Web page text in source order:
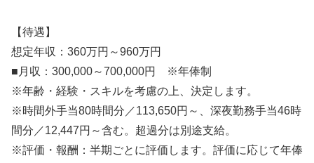
【待遇】
想定年収：360万円～960万円
■月収：300,000～700,000円 ※年俸制
※年齢・経験・スキルを考慮の上、決定します。
※時間外手当80時間分／113,650円～、深夜勤務手当46時
間分／12,447円～含む。超過分は別途支給。
※評価・報酬：半期ごとに評価します。評価に応じて年俸